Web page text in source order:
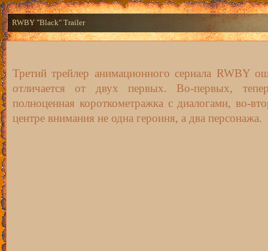
RWBY "Black" Trailer
Третий трейлер анимационного сериала RWBY
отличается от двух первых. Во-первых,
полноценная короткометражка с диалогами, во-
центре внимания не одна героиня, а два персонажа.